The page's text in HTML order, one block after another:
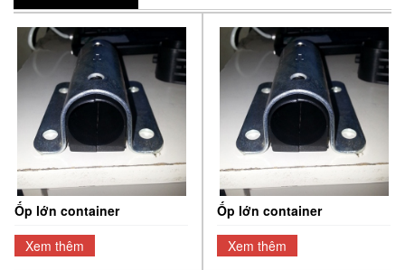
Ốp lớn container
Xem thêm
Ốp lớn container
Xem thêm